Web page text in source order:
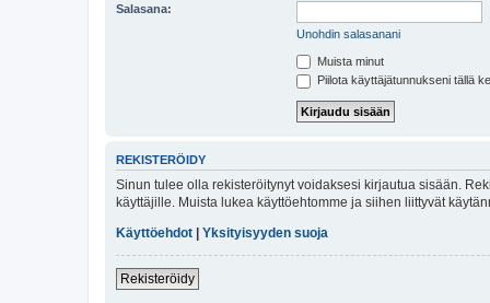
Salasana:
Unohdin salasanani
Muista minut
Piilota käyttäjätunnukseni tällä
REKISTERÖIDY
Sinun tulee olla rekisteröitynyt voidaksesi kirjautua sisään.
käyttäjille. Muista lukea käyttöehtomme ja siihen liittyvät
Käyttöehdot
Yksityisyyden suoja
Rekisteröidy